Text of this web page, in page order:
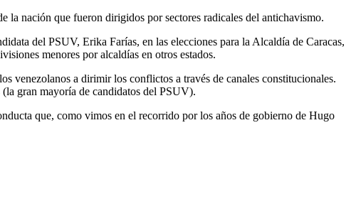
la nación que fueron dirigidos por sectores radicales del antichavismo.
del PSUV, Erika Farías, en las elecciones para la Alcaldía de Caracas,
menores por alcaldías en otros estados.
venezolanos a dirimir los conflictos a través de canales constitucionales.
gran mayoría de candidatos del PSUV).
que, como vimos en el recorrido por los años de gobierno de Hugo